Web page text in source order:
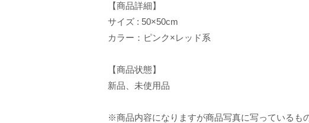
【商品詳細】
サイズ : 50×50cm
カラー：ピンク×レッド系
【商品状態】
新品、未使用品
※商品内容になりますが商品写真に写っているも